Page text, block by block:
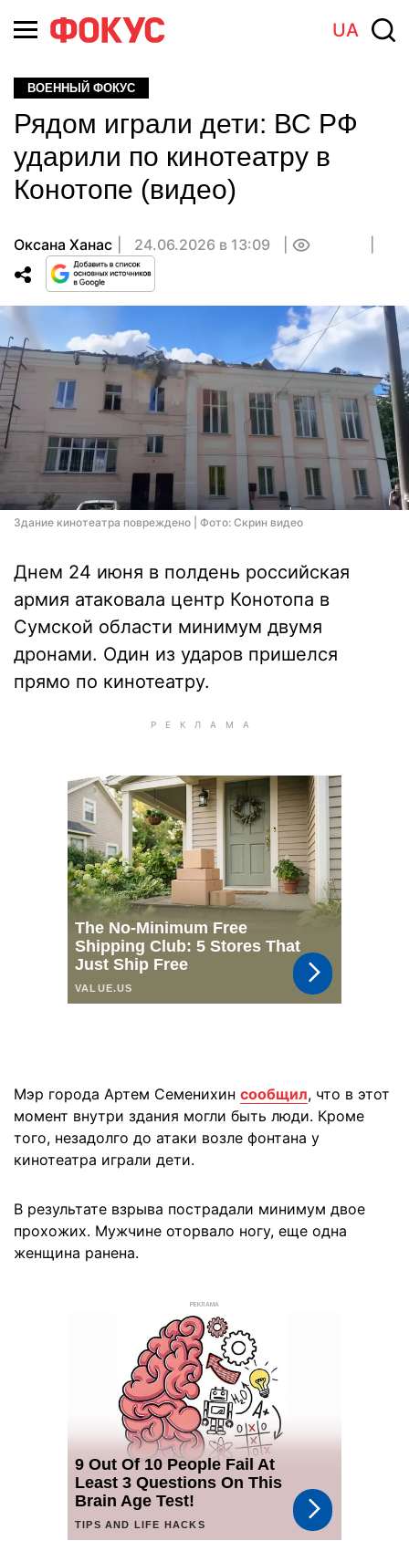
UA
ВОЕННЫЙ ФОКУС
Рядом играли дети: ВС РФ
ударили по кинотеатру в
Конотопе (видео)
Оксана Ханас 24.06.2026 в 13:09
Здание кинотеатра повреждено | Фото: Скрин видео
Днем 24 июня в полдень российская
армия атаковала центр Конотопа в
Сумской области минимум двумя
дронами. Один из ударов пришелся
прямо по кинотеатру.
Мэр города Артем Семенихин сообщил, что в этот
момент внутри здания могли быть люди. Кроме
того, незадолго до атаки возле фонтана у
кинотеатра играли дети.
В результате взрыва пострадали минимум двое
прохожих. Мужчине оторвало ногу, еще одна
женщина ранена.
РЕКЛАМА